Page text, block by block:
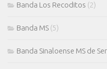
Banda Los Recoditos (2)
Banda MS (5)
Banda Sinaloense MS de